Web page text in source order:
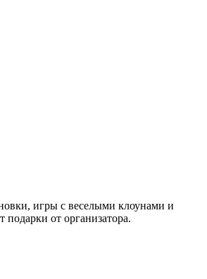
игры с веселыми клоунами и
от организатора.